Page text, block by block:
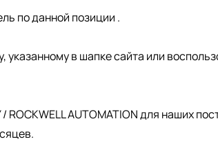
по данной позиции .
в шапке сайта или
AUTOMATION для наших